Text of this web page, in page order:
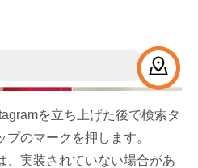
を立ち上げた後で検索タ
のマークを押します。
実装されていない場合があ